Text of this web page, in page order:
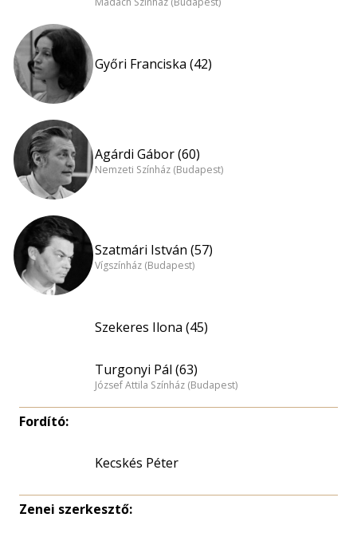
Győri Franciska (42)
Agárdi Gábor (60)
Nemzeti Színház (Budapest)
Szatmári István (57)
Vígszínház (Budapest)
Szekeres Ilona (45)
Turgonyi Pál (63)
József Attila Színház (Budapest)
Fordító:
Kecskés Péter
Zenei szerkesztő: